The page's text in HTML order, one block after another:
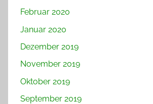
Februar 2020
Januar 2020
Dezember 2019
November 2019
Oktober 2019
September 2019